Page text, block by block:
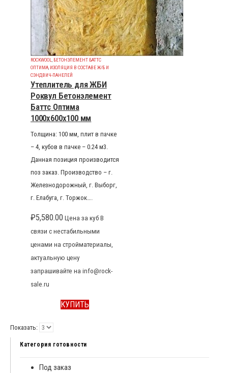
ROCKWOOL
БЕТОНЭЛЕМЕНТ БАТТС
ОПТИМА ИЗОЛЯЦИЯ В СОСТАВЕ Ж/Б И
СЭНДВИЧ-ПАНЕЛЕЙ
Утеплитель для ЖБИ
Роквул Бетонэлемент
Баттс Оптима
1000x600x100 мм
Толщина: 100 мм, плит в пачке
– 4, кубов в пачке – 0.24 м3.
Данная позиция производится
поз заказ. Производство – г.
Железнодорожный, г. Выборг,
г. Елабуга, г. Торжок….
₽5,580.00 Цена за куб В
связи с нестабильными
ценами на стройматериалы,
актуальную цену
запрашивайте на info@rock-
sale.ru
КУПИТЬ
Показать:
Категория готовности
Под заказ